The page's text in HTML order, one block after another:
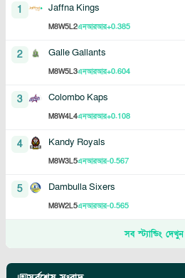
1 Jaffna Kings
M8W5L2এনআরআর+0.385
2 Galle Gallants
M8W5L3এনআরআর+0.604
3 Colombo Kaps
M8W4L4এনআরআর+0.108
4 Kandy Royals
M8W3L5এনআরআর-0.567
5 Dambulla Sixers
M8W2L5এনআরআর-0.565
সব স্ট্যান্ডিং দেখুন